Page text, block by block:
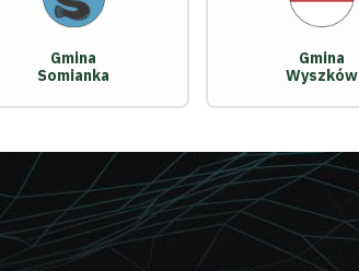
Gmina
Somianka
Gmina
Wyszków